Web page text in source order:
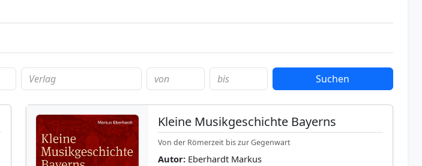
Suchen
Kleine Musikgeschichte Bayerns
Von der Römerzeit bis zur Gegenwart
Autor: Eberhardt Markus